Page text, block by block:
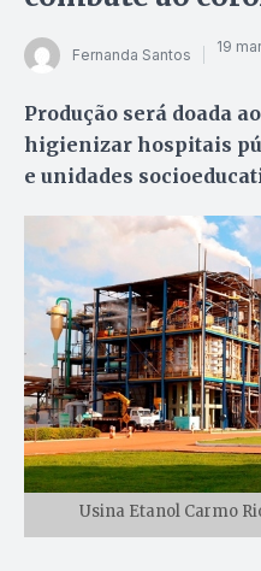
Fernanda Santos 19
Produção será doada
higienizar hospitais
e unidades
Usina Etanol Carmo